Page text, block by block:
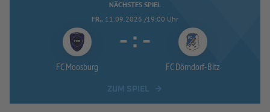
NÄCHSTES SPIEL
FR.. 11.09.2026 /19:00 Uhr
FC Moosburg
- : -
FC Dörndorf-Bitz